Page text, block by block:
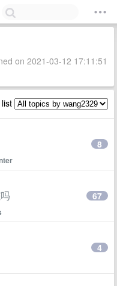
on 2021-03-12 17:11:51
8
67
4